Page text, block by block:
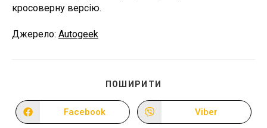
кросоверну версію.
Джерело: Autogeek
ПОШИРИТИ
ВМІСТОМ
Відкрити
в
Facebook
Відкрити
в
Viber